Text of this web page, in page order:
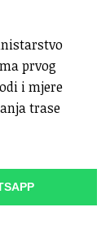
prvog
i mjere
trase